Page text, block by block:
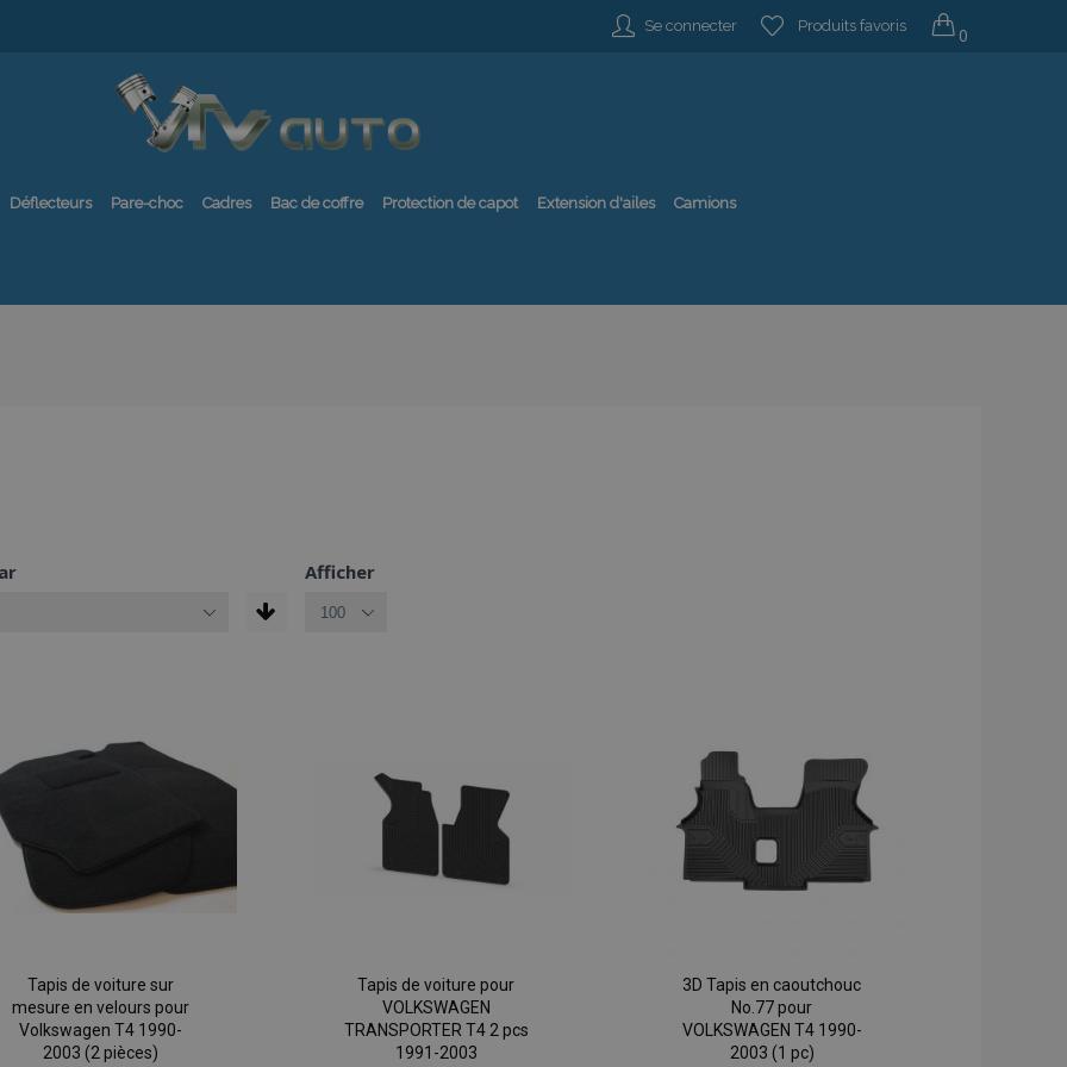
Se connecter Produits favoris 0
Déflecteurs Pare-choc Cadres Bac de coffre Protection de capot Extension d'ailes Camions
Afficher
Tapis de voiture sur
mesure en velours pour
Volkswagen T4 1990-
2003 (2 pièces)
Tapis de voiture pour
VOLKSWAGEN
TRANSPORTER T4 2 pcs
1991-2003
3D Tapis en caoutchouc
No.77 pour
VOLKSWAGEN T4 1990-
2003 (1 pc)